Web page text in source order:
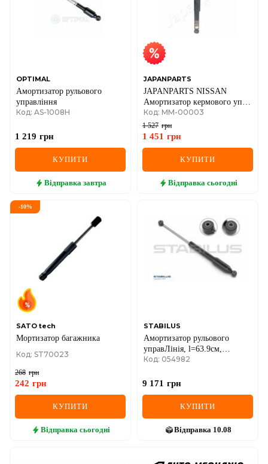
OPTIMAL
Амортизатор рульового
управління
Код: AS-1008H
1 219 грн
КУПИТИ
Відправка завтра
JAPANPARTS
JAPANPARTS NISSAN
Амортизатор кермового упр.
Patrol 3.2D -88
Код: MM-00003
1 527 грн
1 451 грн
КУПИТИ
Відправка сьогодні
-10%
SATO tech
Мортизатор багажника
Код: ST70023
268 грн
242 грн
КУПИТИ
Відправка сьогодні
STABILUS
Амортизатор рульового
управЛінія, l=63.9см,
h=23.2см
Код: 054982
9 171 грн
КУПИТИ
Відправка 10.08